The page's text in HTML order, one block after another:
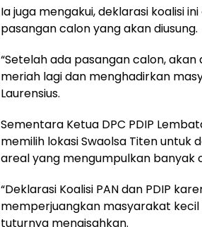
Ia juga mengakui, deklarasi koalisi
pasangan calon yang akan diusung.
“Setelah ada pasangan calon,
meriah lagi dan menghadirkan
Laurensius.
Sementara Ketua DPC PDIP
memilih lokasi Swaolsa Titen untuk
areal yang mengumpulkan banyak
“Deklarasi Koalisi PAN dan PDIP
memperjuangkan masyarakat
tuturnya mengisahkan.